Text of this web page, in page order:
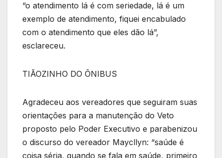
“o atendimento lá é com seriedade, lá é um
exemplo de atendimento, fiquei encabulado
com o atendimento que eles dão lá”,
esclareceu.
TIÃOZINHO DO ÔNIBUS
Agradeceu aos vereadores que seguiram suas
orientações para a manutenção do Veto
proposto pelo Poder Executivo e parabenizou
o discurso do vereador Maycllyn: “saúde é
coisa séria, quando se fala em saúde, primeiro